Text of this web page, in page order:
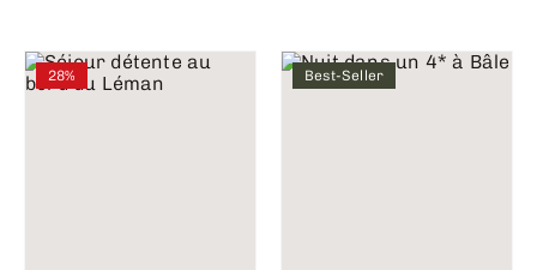
28% Best-Seller